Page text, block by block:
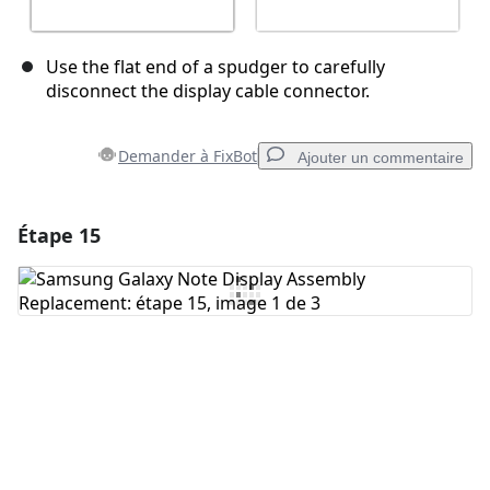
Use the flat end of a spudger to carefully
disconnect the display cable connector.
Demander à FixBot Ajouter un commentaire
Ajouter un commentaire
Étape 15